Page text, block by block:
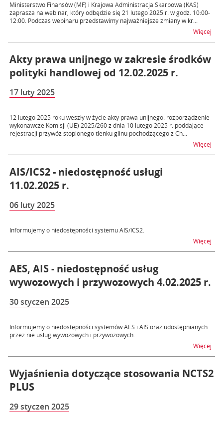
Ministerstwo Finansów (MF) i Krajowa Administracja Skarbowa (KAS)
zaprasza na webinar, który odbędzie się 21 lutego 2025 r. w godz. 10:00-
12:00. Podczas webinaru przedstawimy najważniejsze zmiany w kr...
Więcej
Akty prawa unijnego w zakresie środków
polityki handlowej od 12.02.2025 r.
17 luty 2025
12 lutego 2025 roku weszły w życie akty prawa unijnego: rozporządzenie
wykonawcze Komisji (UE) 2025/260 z dnia 10 lutego 2025 r. poddające
rejestracji przywóz stopionego tlenku glinu pochodzącego z Ch...
Więcej
AIS/ICS2 - niedostępność usługi
11.02.2025 r.
06 luty 2025
Informujemy o niedostępności systemu AIS/ICS2.
Więcej
AES, AIS - niedostępność usług
wywozowych i przywozowych 4.02.2025 r.
30 styczen 2025
Informujemy o niedostępności systemów AES i AIS oraz udostępnianych
przez nie usług wywozowych i przywozowych.
Więcej
Wyjaśnienia dotyczące stosowania NCTS2
PLUS
29 styczen 2025